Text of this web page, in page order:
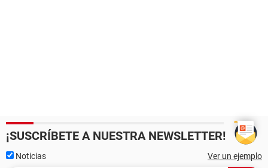
¡SUSCRÍBETE A NUESTRA NEWSLETTER!
Noticias Ver un ejemplo